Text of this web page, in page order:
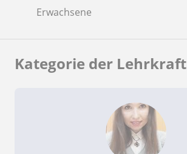
Erwachsene
Kategorie der Lehrkraft